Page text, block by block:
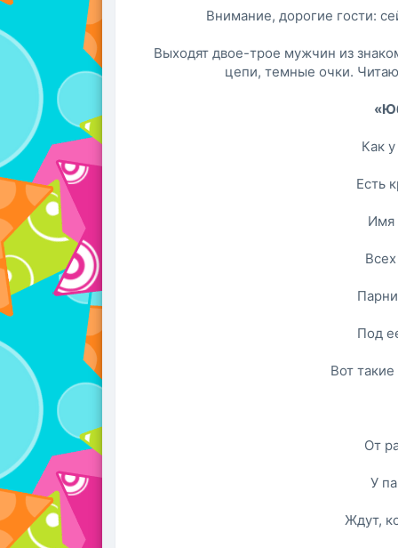
Внимание, дорогие гости:
Выходят двое-трое мужчин из
цепи, темные очки.
Как
Есть
Имя
Под
Вот
От
У
Ждут,